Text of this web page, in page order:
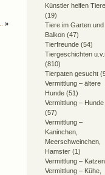
»
Künstler helfen
(19)
Tiere im Garten und
Balkon (47)
Tierfreunde (54)
Tiergeschichten
(810)
Tierpaten gesucht
Vermittlung – ältere
Hunde (51)
Vermittlung – Hunde
(57)
Vermittlung –
Kaninchen,
Meerschweinchen,
Hamster (1)
Vermittlung – Katzen
Vermittlung – Kühe,